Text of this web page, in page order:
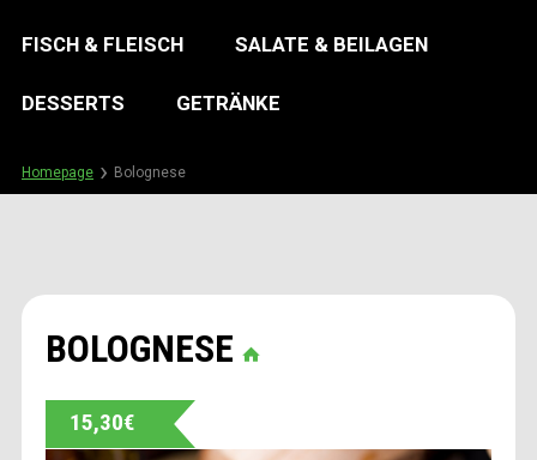
FISCH & FLEISCH SALATE & BEILAGEN
DESSERTS GETRÄNKE
Homepage Bolognese
BOLOGNESE
15,30€